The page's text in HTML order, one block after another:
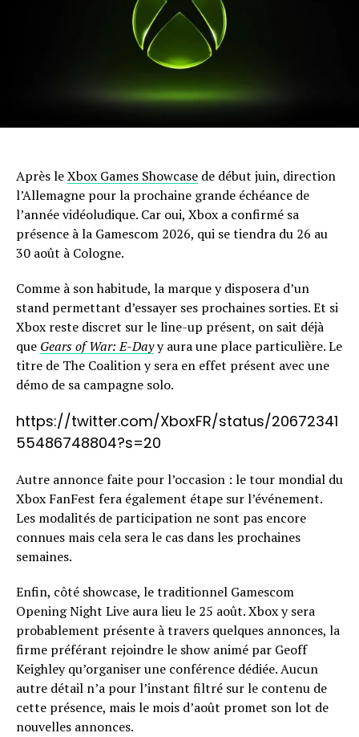
Après leXbox Games Showcase de début juin, direction
l’Allemagne pour la prochaine grande échéance de
l’année vidéoludique. Car oui, Xbox a confirmé sa
présence à la Gamescom 2026, qui se tiendra du 26 au
30 août à Cologne.
Comme à son habitude, la marque y disposera d’un
stand permettant d’essayer ses prochaines sorties. Et si
Xbox reste discret sur le line-up présent, on sait déjà
que Gears of War: E-Dayy aura une place particulière. Le
titre de The Coalition y sera en effet présent avec une
démo de sa campagne solo.
https://twitter.com/XboxFR/status/20672341
55486748804?s=20
Autre annonce faite pour l’occasion : le tour mondial du
Xbox FanFest fera également étape sur l’événement.
Les modalités de participation ne sont pas encore
connues mais cela sera le cas dans les prochaines
semaines.
Enfin, côté showcase, le traditionnel Gamescom
Opening Night Live aura lieu le 25 août. Xbox y sera
probablement présente à travers quelques annonces, la
firme préférant rejoindre le show animé par Geoff
Keighley qu’organiser une conférence dédiée. Aucun
autre détail n’a pour l’instant filtré sur le contenu de
cette présence, mais le mois d’août promet son lot de
nouvelles annonces.